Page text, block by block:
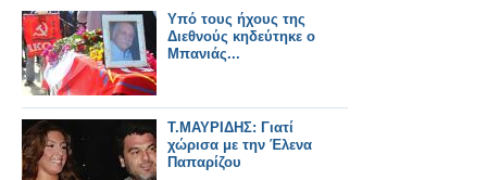
Υπό τους ήχους της
Διεθνούς κηδεύτηκε ο
Μπανιάς...
Τ.ΜΑΥΡΙΔΗΣ: Γιατί
χώρισα με την Έλενα
Παπαρίζου